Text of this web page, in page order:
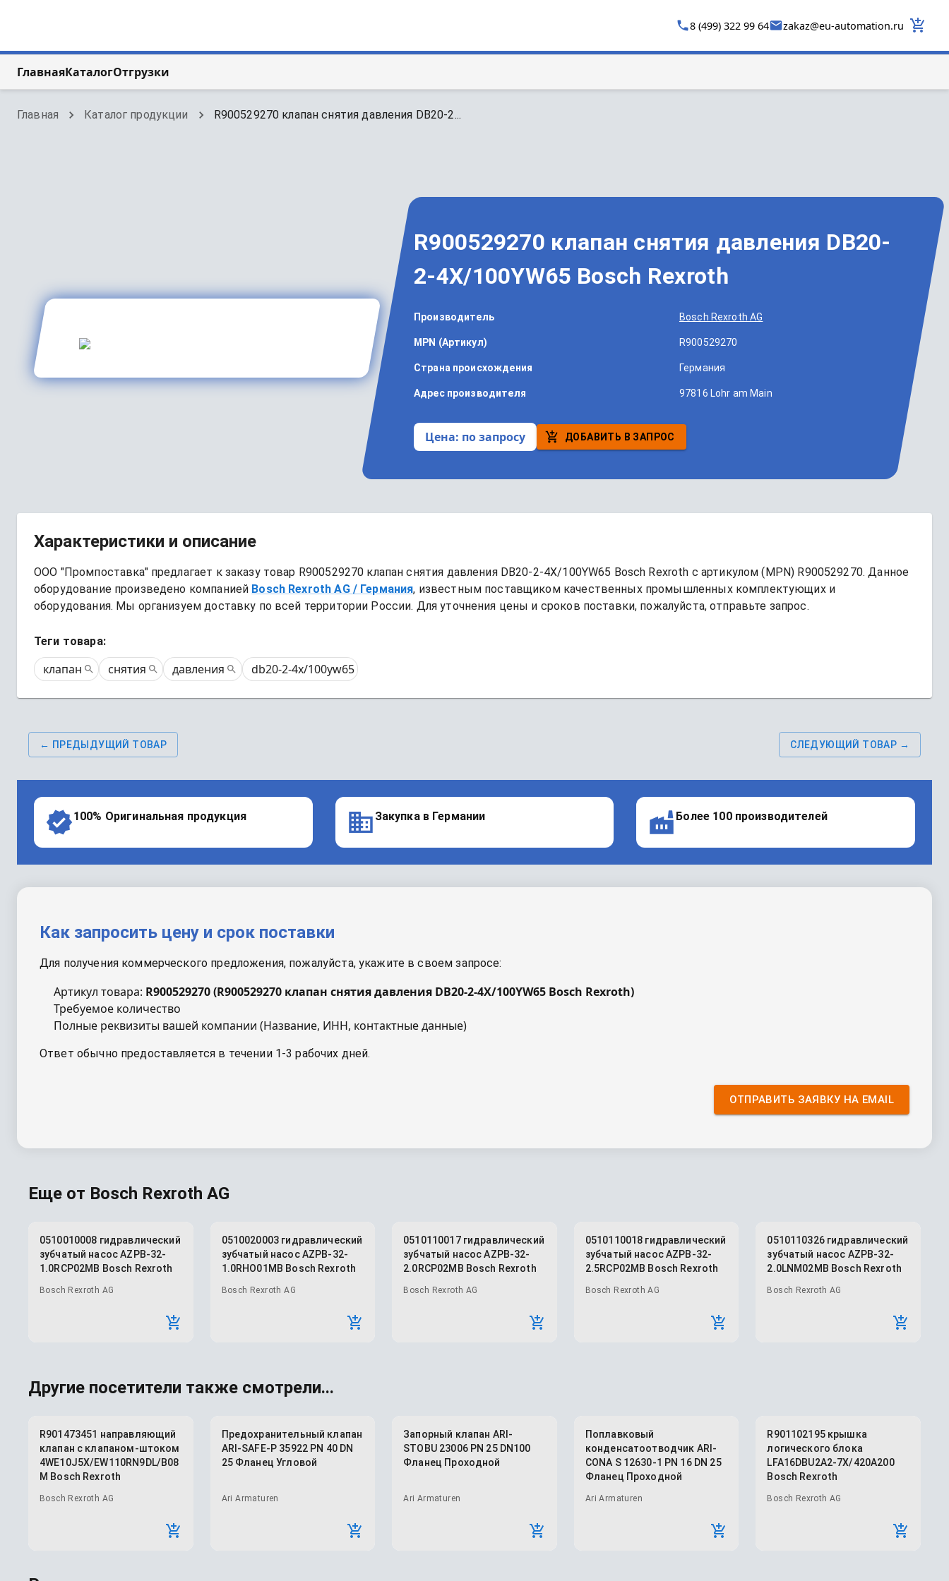
8 (499) 322 99 64 zakaz@eu-automation.ru
ГлавнаяКаталогОтгрузки
Главная Каталог продукции R900529270 клапан снятия давления DB20-2...
R900529270 клапан снятия давления DB20-
2-4X/100YW65 Bosch Rexroth
Производитель Bosch Rexroth AG
MPN (Артикул) R900529270
Страна происхождения Германия
Адрес производителя 97816 Lohr am Main
Цена: по запросу ДОБАВИТЬ В ЗАПРОС
Характеристики и описание
ООО "Промпоставка" предлагает к заказу товар R900529270 клапан снятия давления DB20-2-4X/100YW65 Bosch Rexroth с артикулом (MPN) R900529270. Данное
оборудование произведено компанией Bosch Rexroth AG / Германия, известным поставщиком качественных промышленных комплектующих и
оборудования. Мы организуем доставку по всей территории России. Для уточнения цены и сроков поставки, пожалуйста, отправьте запрос.
Теги товара:
клапан снятия давления db20-2-4x/100yw65
← ПРЕДЫДУЩИЙ ТОВАР СЛЕДУЮЩИЙ ТОВАР →
100% Оригинальная продукция Закупка в Германии Более 100 производителей
Как запросить цену и срок поставки
Для получения коммерческого предложения, пожалуйста, укажите в своем запросе:
Артикул товара: R900529270(R900529270 клапан снятия давления DB20-2-4X/100YW65 Bosch Rexroth)
Требуемое количество
Полные реквизиты вашей компании (Название, ИНН, контактные данные)
Ответ обычно предоставляется в течении 1-3 рабочих дней.
ОТПРАВИТЬ ЗАЯВКУ НА EMAIL
Еще от Bosch Rexroth AG
0510010008 гидравлический
зубчатый насос AZPB-32-
1.0RCP02MB Bosch Rexroth
Bosch Rexroth AG
0510020003 гидравлический
зубчатый насос AZPB-32-
1.0RHO01MB Bosch Rexroth
Bosch Rexroth AG
0510110017 гидравлический
зубчатый насос AZPB-32-
2.0RCP02MB Bosch Rexroth
Bosch Rexroth AG
0510110018 гидравлический
зубчатый насос AZPB-32-
2.5RCP02MB Bosch Rexroth
Bosch Rexroth AG
0510110326 гидравлический
зубчатый насос AZPB-32-
2.0LNM02MB Bosch Rexroth
Bosch Rexroth AG
Другие посетители также смотрели...
R901473451 направляющий
клапан с клапаном-штоком
4WE10J5X/EW110RN9DL/B08
M Bosch Rexroth
Bosch Rexroth AG
Предохранительный клапан
ARI-SAFE-P 35922 PN 40 DN
25 Фланец Угловой
Ari Armaturen
Запорный клапан ARI-
STOBU 23006 PN 25 DN100
Фланец Проходной
Ari Armaturen
Поплавковый
конденсатоотводчик ARI-
CONA S 12630-1 PN 16 DN 25
Фланец Проходной
Ari Armaturen
R901102195 крышка
логического блока
LFA16DBU2A2-7X/420A200
Bosch Rexroth
Bosch Rexroth AG